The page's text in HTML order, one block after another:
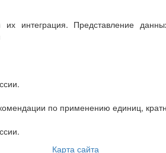
интеграция. Представление
по применению единиц,
Карта сайта